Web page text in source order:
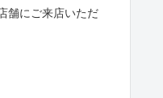
舗にご来店いただ